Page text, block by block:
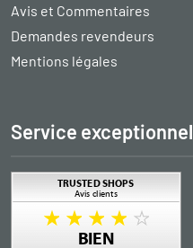
Avis et Commentaires
Demandes revendeurs
Mentions légales
Service exceptionnel